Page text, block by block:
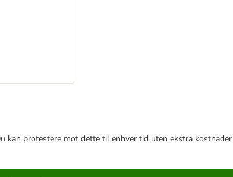
protestere mot dette til enhver tid uten ekstra